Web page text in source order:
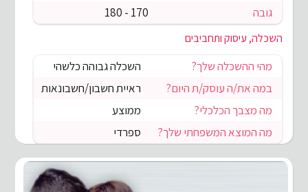
גובה
170 - 180
השכלה, עיסוק ותחביבים
מהי ההשכלה שלך?
השכלה גבוהה כלשהי
במה את/ה עוסק/ת היום?
ראיית חשבון/חשבונאות
מה מצבך הכלכלי?
ממוצע
מה המוצא המשפחתי שלך?
ספרדי